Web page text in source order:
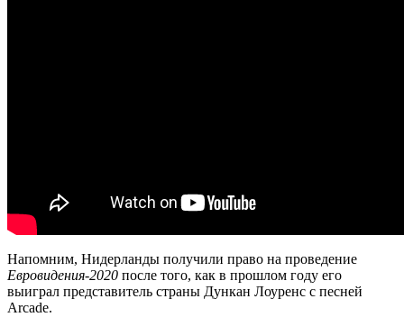
Напомним, Нидерланды получили право на проведение
Евровидения-2020 после того, как в прошлом году его
выиграл представитель страны Дункан Лоуренс с песней
Arcade.